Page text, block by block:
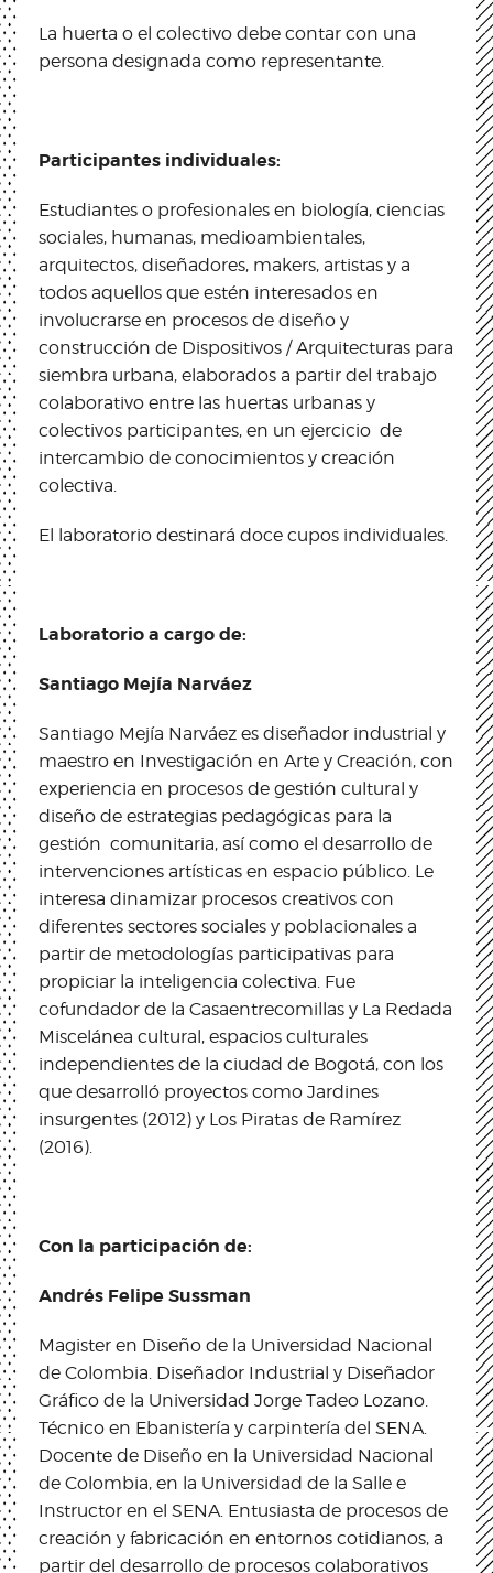
La huerta o el colectivo debe contar con una
persona designada como representante.
Participantes individuales:
Estudiantes o profesionales en biología, ciencias
sociales, humanas, medioambientales,
arquitectos, diseñadores, makers, artistas y a
todos aquellos que estén interesados en
involucrarse en procesos de diseño y
construcción de Dispositivos / Arquitecturas para
siembra urbana, elaborados a partir del trabajo
colaborativo entre las huertas urbanas y
colectivos participantes, en un ejercicio de
intercambio de conocimientos y creación
colectiva.
El laboratorio destinará doce cupos individuales.
Laboratorio a cargo de:
Santiago Mejía Narváez
Santiago Mejía Narváez es diseñador industrial y
maestro en Investigación en Arte y Creación, con
experiencia en procesos de gestión cultural y
diseño de estrategias pedagógicas para la
gestión comunitaria, así como el desarrollo de
intervenciones artísticas en espacio público. Le
interesa dinamizar procesos creativos con
diferentes sectores sociales y poblacionales a
partir de metodologías participativas para
propiciar la inteligencia colectiva. Fue
cofundador de la Casaentrecomillas y La Redada
Miscelánea cultural, espacios culturales
independientes de la ciudad de Bogotá, con los
que desarrolló proyectos como Jardines
insurgentes (2012) y Los Piratas de Ramírez
(2016).
Con la participación de:
Andrés Felipe Sussman
Magister en Diseño de la Universidad Nacional
de Colombia. Diseñador Industrial y Diseñador
Gráfico de la Universidad Jorge Tadeo Lozano.
Técnico en Ebanistería y carpintería del SENA.
Docente de Diseño en la Universidad Nacional
de Colombia, en la Universidad de la Salle e
Instructor en el SENA. Entusiasta de procesos de
creación y fabricación en entornos cotidianos, a
partir del desarrollo de procesos colaborativos